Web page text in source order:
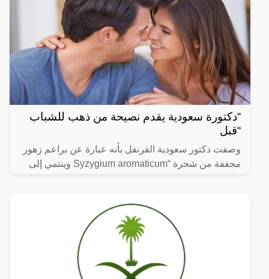
“دكتورة سعودية يقدم نصيحة من ذهب للشباب
“قبل
وصفت دكتور سعودية القرنفل بأنه عبارة عن براعم زهور
مجففة من شجرة “Syzygium aromaticum وينتمي إلى